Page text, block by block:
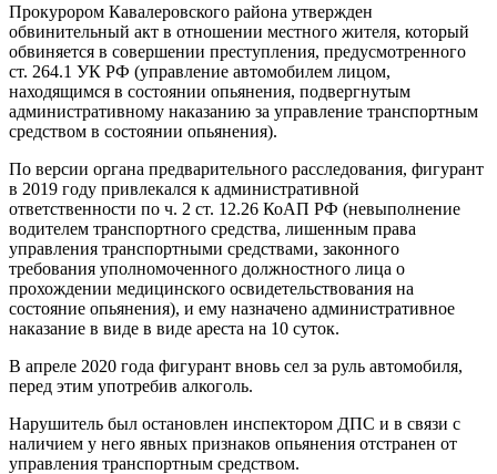
Прокурором Кавалеровского района утвержден
обвинительный акт в отношении местного жителя, который
обвиняется в совершении преступления, предусмотренного
ст. 264.1 УК РФ (управление автомобилем лицом,
находящимся в состоянии опьянения, подвергнутым
административному наказанию за управление транспортным
средством в состоянии опьянения).
По версии органа предварительного расследования, фигурант
в 2019 году привлекался к административной
ответственности по ч. 2 ст. 12.26 КоАП РФ (невыполнение
водителем транспортного средства, лишенным права
управления транспортными средствами, законного
требования уполномоченного должностного лица о
прохождении медицинского освидетельствования на
состояние опьянения), и ему назначено административное
наказание в виде в виде ареста на 10 суток.
В апреле 2020 года фигурант вновь сел за руль автомобиля,
перед этим употребив алкоголь.
Нарушитель был остановлен инспектором ДПС и в связи с
наличием у него явных признаков опьянения отстранен от
управления транспортным средством.